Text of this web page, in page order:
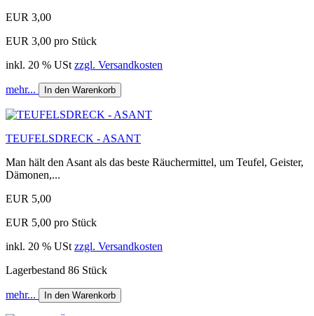
EUR 3,00
EUR 3,00 pro Stück
inkl. 20 % USt zzgl. Versandkosten
mehr... In den Warenkorb
TEUFELSDRECK - ASANT
Man hält den Asant als das beste Räuchermittel, um Teufel, Geister,
Dämonen,...
EUR 5,00
EUR 5,00 pro Stück
inkl. 20 % USt zzgl. Versandkosten
Lagerbestand 86 Stück
mehr... In den Warenkorb